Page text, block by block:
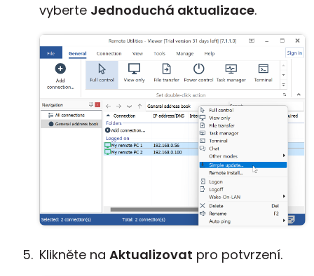
vyberte Jednoduchá aktualizace.
Klikněte na Aktualizovat pro potvrzení.